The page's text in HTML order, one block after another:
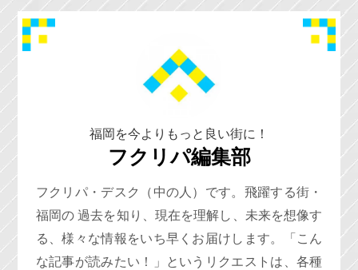
福岡を今よりもっと良い街に！
フクリパ編集部
フクリパ・デスク（中の人）です。飛躍する街・
福岡の 過去を知り、現在を理解し、未来を想像す
る、様々な情報をいち早くお届けします。「こん
な記事が読みたい！」というリクエストは、各種